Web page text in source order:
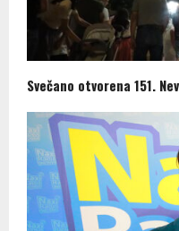
Svečano otvorena 151.